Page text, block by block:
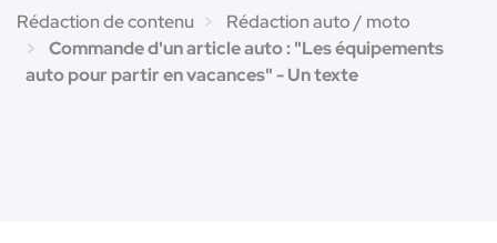
Rédaction de contenu
Rédaction auto / moto
Commande d'un article auto : "Les équipements
auto pour partir en vacances" - Un texte